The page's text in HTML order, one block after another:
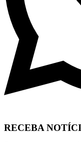
RECEBA